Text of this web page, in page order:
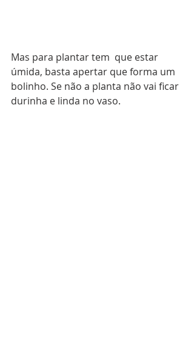
Mas para plantar tem  que estar
úmida, basta apertar que forma um
bolinho. Se não a planta não vai ficar
durinha e linda no vaso.